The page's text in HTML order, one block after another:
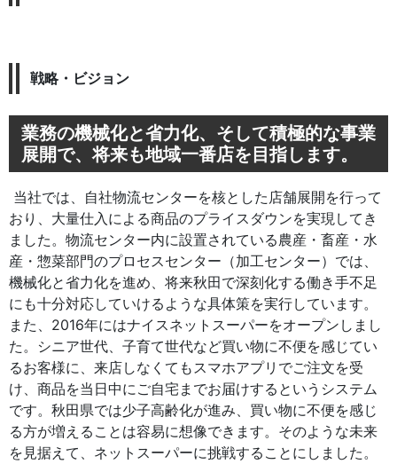
戦略・ビジョン
業務の機械化と省力化、そして積極的な事業
展開で、将来も地域一番店を目指します。
当社では、自社物流センターを核とした店舗展開を行って
おり、大量仕入による商品のプライスダウンを実現してき
ました。物流センター内に設置されている農産・畜産・水
産・惣菜部門のプロセスセンター（加工センター）では、
機械化と省力化を進め、将来秋田で深刻化する働き手不足
にも十分対応していけるような具体策を実行しています。
また、2016年にはナイスネットスーパーをオープンしまし
た。シニア世代、子育て世代など買い物に不便を感じてい
るお客様に、来店しなくてもスマホアプリでご注文を受
け、商品を当日中にご自宅までお届けするというシステム
です。秋田県では少子高齢化が進み、買い物に不便を感じ
る方が増えることは容易に想像できます。そのような未来
を見据えて、ネットスーパーに挑戦することにしました。